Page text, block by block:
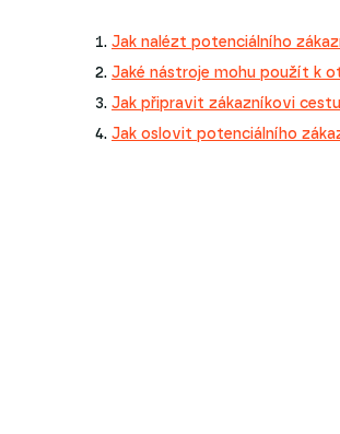
Jak nalézt potenciálního
Jaké nástroje mohu použít k
Jak připravit zákazníkovi
Jak oslovit potenciálního